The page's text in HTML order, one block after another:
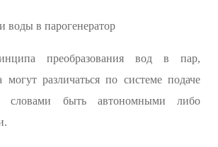
воды в парогенератор
преобразования вод в пар,
могут различаться по системе подаче
словами быть автономными либо